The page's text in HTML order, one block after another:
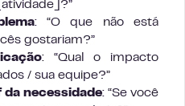
: “O que não está
gostariam?”
: “Qual o impacto
/ sua equipe?”
da necessidade: “Se você